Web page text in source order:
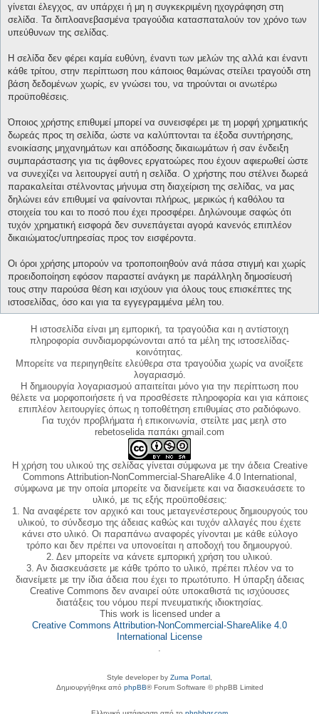
γίνεται έλεγχος, αν υπάρχει ή μη η συγκεκριμένη ηχογράφηση στη
σελίδα. Τα διπλοανεβασμένα τραγούδια κατασπαταλούν τον χρόνο των
υπεύθυνων της σελίδας.
Η σελίδα δεν φέρει καμία ευθύνη, έναντι των μελών της αλλά και έναντι
κάθε τρίτου, στην περίπτωση που κάποιος θαμώνας στείλει τραγούδι στη
βάση δεδομένων χωρίς, εν γνώσει του, να τηρούνται οι ανωτέρω
προϋποθέσεις.
Όποιος χρήστης επιθυμεί μπορεί να συνεισφέρει με τη μορφή χρηματικής
δωρεάς προς τη σελίδα, ώστε να καλύπτονται τα έξοδα συντήρησης,
ενοικίασης μηχανημάτων και απόδοσης δικαιωμάτων ή σαν ένδειξη
συμπαράστασης για τις άφθονες εργατοώρες που έχουν αφιερωθεί ώστε
να συνεχίζει να λειτουργεί αυτή η σελίδα. Ο χρήστης που στέλνει δωρεά
παρακαλείται στέλνοντας μήνυμα στη διαχείριση της σελίδας, να μας
δηλώνει εάν επιθυμεί να φαίνονται πλήρως, μερικώς ή καθόλου τα
στοιχεία του και το ποσό που έχει προσφέρει. Δηλώνουμε σαφώς ότι
τυχόν χρηματική εισφορά δεν συνεπάγεται αγορά κανενός επιπλέον
δικαιώματος/υπηρεσίας προς τον εισφέροντα.
Οι όροι χρήσης μπορούν να τροποποιηθούν ανά πάσα στιγμή και χωρίς
προειδοποίηση εφόσον παραστεί ανάγκη με παράλληλη δημοσίευσή
τους στην παρούσα θέση και ισχύουν για όλους τους επισκέπτες της
ιστοσελίδας, όσο και για τα εγγεγραμμένα μέλη του.
Η ιστοσελίδα είναι μη εμπορική, τα τραγούδια και η αντίστοιχη
πληροφορία συνδιαμορφώνονται από τα μέλη της ιστοσελίδας-
κοινότητας.
Μπορείτε να περιηγηθείτε ελεύθερα στα τραγούδια χωρίς να ανοίξετε
λογαριασμό.
Η δημιουργία λογαριασμού απαιτείται μόνο για την περίπτωση που
θέλετε να μορφοποιήσετε ή να προσθέσετε πληροφορία και για κάποιες
επιπλέον λειτουργίες όπως η τοποθέτηση επιθυμίας στο ραδιόφωνο.
Για τυχόν προβλήματα ή επικοινωνία, στείλτε μας μεηλ στο
rebetoselida παπάκι gmail.com
Η χρήση του υλικού της σελίδας γίνεται σύμφωνα με την άδεια Creative
Commons Attribution-NonCommercial-ShareAlike 4.0 International,
σύμφωνα με την οποία μπορείτε να διανείμετε και να διασκευάσετε το
υλικό, με τις εξής προϋποθέσεις:
1. Να αναφέρετε τον αρχικό και τους μεταγενέστερους δημιουργούς του
υλικού, το σύνδεσμο της άδειας καθώς και τυχόν αλλαγές που έχετε
κάνει στο υλικό. Οι παραπάνω αναφορές γίνονται με κάθε εύλογο
τρόπο και δεν πρέπει να υπονοείται η αποδοχή του δημιουργού.
2. Δεν μπορείτε να κάνετε εμπορική χρήση του υλικού.
3. Αν διασκευάσετε με κάθε τρόπο το υλικό, πρέπει πλέον να το
διανείμετε με την ίδια άδεια που έχει το πρωτότυπο. Η ύπαρξη άδειας
Creative Commons δεν αναιρεί ούτε υποκαθιστά τις ισχύουσες
διατάξεις του νόμου περί πνευματικής ιδιοκτησίας.
This work is licensed under a
Creative Commons Attribution-NonCommercial-ShareAlike 4.0
International License
.
Style developer by Zuma Portal
Δημιουργήθηκε από phpBB® Forum Software © phpBB Limited